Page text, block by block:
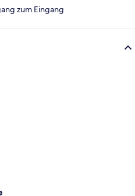
zum Eingang